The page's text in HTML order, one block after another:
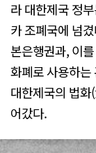
라 대한제국 정
카 조폐국에 넘
본은행권과, 이
화폐로 사용하는
대한제국의 법
어갔다.